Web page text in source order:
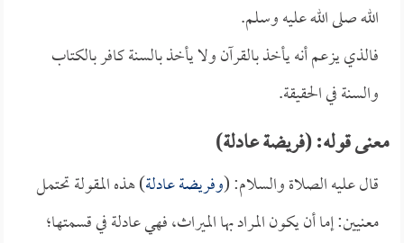
الله صلى الله عليه وسلم.
فالذي يزعم أنه يأخذ بالقرآن ولا يأخذ بالسنة كافر بالكتاب
والسنة في الحقيقة.
معنى قوله: (فريضة عادلة)
قال عليه الصلاة والسلام: (وفريضة عادلة) هذه المقولة تحتمل
معنيين: إما أن يكون المراد بها الميراث، فهي عادلة في قسمتها؛